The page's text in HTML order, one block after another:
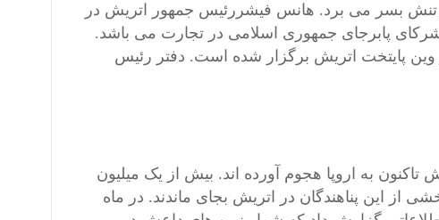
و تنش بسر می برد. هانس فیشررئیس جمهور اتریش در
از شرکای پابرجای جمهوری اسلامی در تجارت می باشد.
وین پایتخت اتریش برگزار شده است. دفتر رئیس
به اروپا هجوم آورده اند. بیش از یک میلیون
از این پناهندگان در اتریش بجای ماندند. در ماه